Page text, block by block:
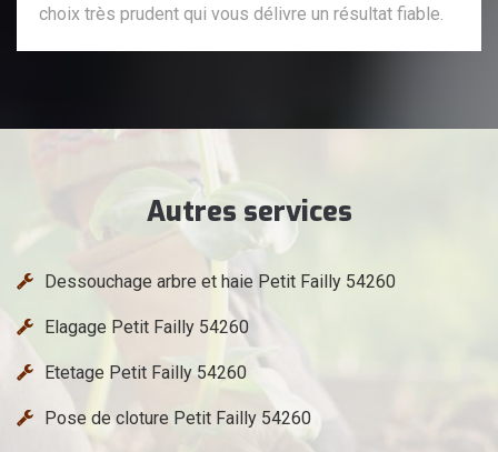
choix très prudent qui vous délivre un résultat fiable.
Autres services
Dessouchage arbre et haie Petit Failly 54260
Elagage Petit Failly 54260
Etetage Petit Failly 54260
Pose de cloture Petit Failly 54260